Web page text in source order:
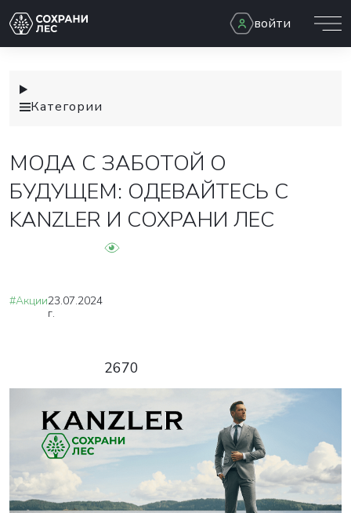
войти
Категории
МОДА С ЗАБОТОЙ О
БУДУЩЕМ: ОДЕВАЙТЕСЬ С
KANZLER И СОХРАНИ ЛЕС
#Акции23.07.2024
г.
2670